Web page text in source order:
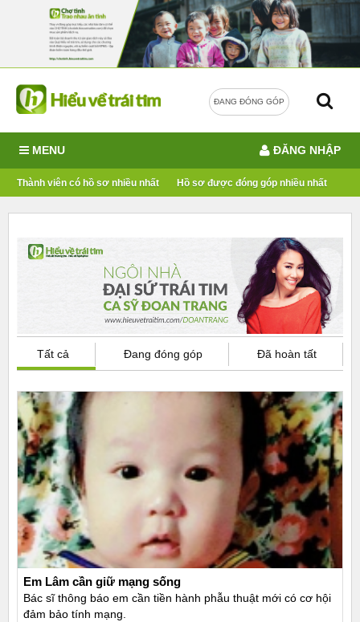
ĐANG ĐÓNG GÓP
MENU
Thành viên có hồ sơ nhiều nhất Hồ sơ được đóng góp nhiều nhất
ĐĂNG NHẬP
Tất cả Đang đóng góp Đã hoàn tất
Em Lâm cần giữ mạng sống
Bác sĩ thông báo em cần tiền hành phẫu thuật mới có cơ hội
đảm bảo tính mạng.